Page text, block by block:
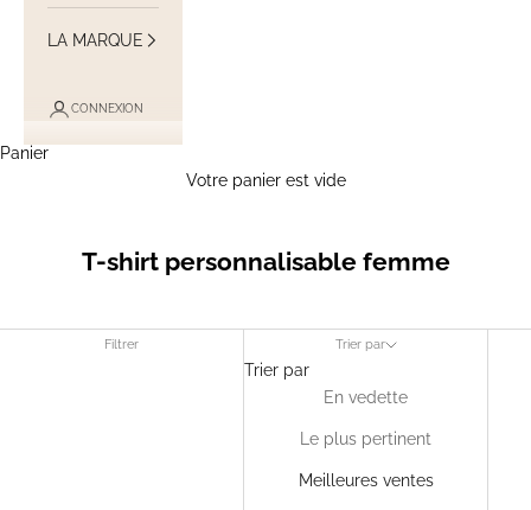
LA MARQUE
CONNEXION
Panier
Votre panier est vide
T-shirt personnalisable femme
Filtrer Trier par
Trier par
En vedette
Le plus pertinent
Meilleures ventes